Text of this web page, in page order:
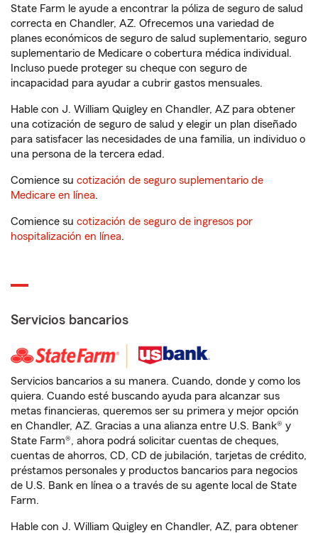
State Farm le ayude a encontrar la póliza de seguro de salud
correcta en Chandler, AZ. Ofrecemos una variedad de
planes económicos de seguro de salud suplementario, seguro
suplementario de Medicare o cobertura médica individual.
Incluso puede proteger su cheque con seguro de
incapacidad para ayudar a cubrir gastos mensuales.
Hable con J. William Quigley en Chandler, AZ para obtener
una cotización de seguro de salud y elegir un plan diseñado
para satisfacer las necesidades de una familia, un individuo o
una persona de la tercera edad.
Comience su cotización de seguro suplementario de
Medicare en línea.
Comience su cotización de seguro de ingresos por
hospitalización en línea.
Servicios bancarios
Servicios bancarios a su manera. Cuando, donde y como los
quiera. Cuando esté buscando ayuda para alcanzar sus
metas financieras, queremos ser su primera y mejor opción
en Chandler, AZ. Gracias a una alianza entre U.S. Bank® y
State Farm®, ahora podrá solicitar cuentas de cheques,
cuentas de ahorros, CD, CD de jubilación, tarjetas de crédito,
préstamos personales y productos bancarios para negocios
de U.S. Bank en línea o a través de su agente local de State
Farm.
Hable con J. William Quigley en Chandler, AZ, para obtener